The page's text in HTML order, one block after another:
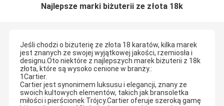
Najlepsze marki biżuterii ze złota 18k
Jeśli chodzi o biżuterię ze złota 18 karatów, kilka marek
jest znanych ze swojej wyjątkowej jakości, rzemiosła i
designu.Oto niektóre z najlepszych marek biżuterii z 18k
złota, które są wysoko cenione w branży.:
1Cartier.
Cartier jest synonimem luksusu i elegancji, znany ze
swoich kultowych elementów, takich jak bransoletka
miłości i pierścionek Trójcy.Cartier oferuje szeroką gamę